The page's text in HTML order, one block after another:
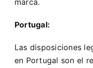
marca.
Portugal:
Las disposiciones
en Portugal son el